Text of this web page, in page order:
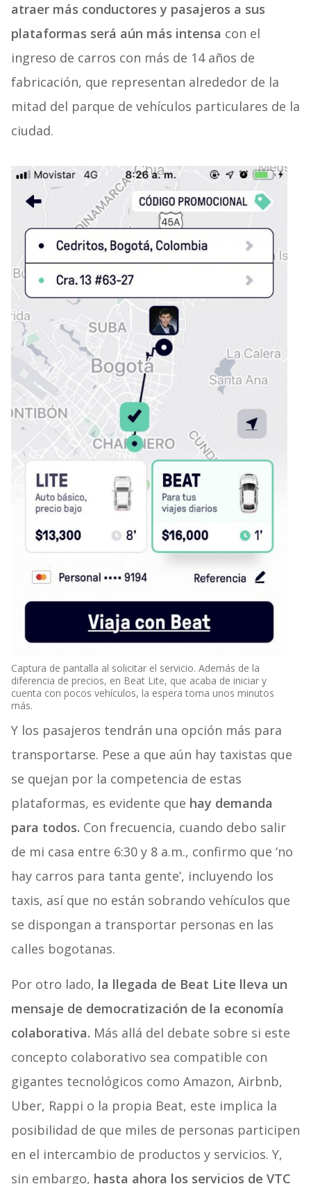
atraer más conductores y pasajeros a sus
plataformas será aún más intensa con el
ingreso de carros con más de 14 años de
fabricación, que representan alrededor de la
mitad del parque de vehículos particulares de la
ciudad.
Captura de pantalla al solicitar el servicio. Además de la
diferencia de precios, en Beat Lite, que acaba de iniciar y
cuenta con pocos vehículos, la espera toma unos minutos
más.
Y los pasajeros tendrán una opción más para
transportarse. Pese a que aún hay taxistas que
se quejan por la competencia de estas
plataformas, es evidente que hay demanda
para todos. Con frecuencia, cuando debo salir
de mi casa entre 6:30 y 8 a.m., confirmo que ‘no
hay carros para tanta gente’, incluyendo los
taxis, así que no están sobrando vehículos que
se dispongan a transportar personas en las
calles bogotanas.
Por otro lado, la llegada de Beat Lite lleva un
mensaje de democratización de la economía
colaborativa. Más allá del debate sobre si este
concepto colaborativo sea compatible con
gigantes tecnológicos como Amazon, Airbnb,
Uber, Rappi o la propia Beat, este implica la
posibilidad de que miles de personas participen
en el intercambio de productos y servicios. Y,
sin embargo, hasta ahora los servicios de VTC